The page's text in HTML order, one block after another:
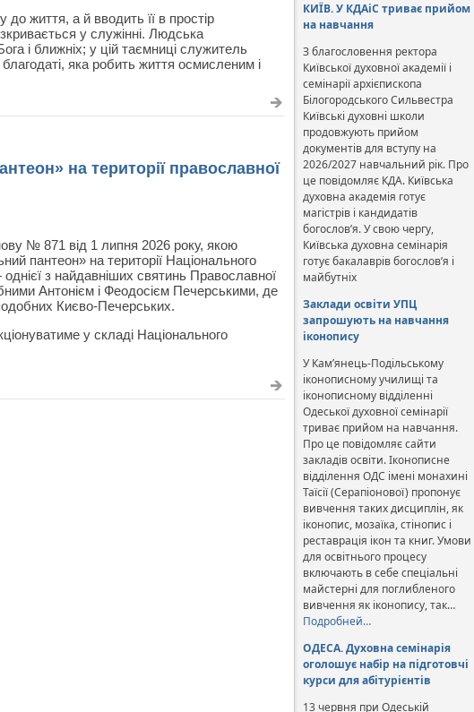
життя, а й вводить її в простір
у служінні. Людська
і ближніх; у цій таємниці служитель
яка робить життя осмисленим і
на території православної
№ 871 від 1 липня 2026 року, якою
пантеон» на території Національного
з найдавніших святинь Православної
Антонієм і Феодосієм Печерськими, де
Києво-Печерських.
у складі Національного
КИЇВ. У КДАіС триває прийом
на навчання
З благословення ректора
Київської духовної академії і
семінарії архієпископа
Білогородського Сильвестра
Київські духовні школи
продовжують прийом
документів для вступу на
2026/2027 навчальний рік. Про
це повідомляє КДА. Київська
духовна академія готує
магістрів і кандидатів
богослов’я. У свою чергу,
Київська духовна семінарія
готує бакалаврів богослов’я і
майбутніх
Заклади освіти УПЦ
запрошують на навчання
іконопису
У Кам’янець-Подільському
іконописному училищі та
іконописному відділенні
Одеської духовної семінарії
триває прийом на навчання.
Про це повідомляє сайти
закладів освіти. Іконописне
відділення ОДС імені монахині
Таїсії (Серапіонової) пропонує
вивчення таких дисциплін, як
іконопис, мозаїка, стінопис і
реставрація ікон та книг. Умови
для освітнього процесу
включають в себе спеціальні
майстерні для поглибленого
вивчення як іконопису, так…
Подробней…
ОДЕСА. Духовна семінарія
оголошує набір на підготовчі
курси для абітурієнтів
13 червня при Одеській